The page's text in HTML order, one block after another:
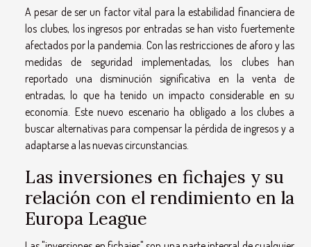
A pesar de ser un factor vital para la estabilidad financiera de
los clubes, los ingresos por entradas se han visto fuertemente
afectados por la pandemia. Con las restricciones de aforo y las
medidas de seguridad implementadas, los clubes han
reportado una disminución significativa en la venta de
entradas, lo que ha tenido un impacto considerable en su
economía. Este nuevo escenario ha obligado a los clubes a
buscar alternativas para compensar la pérdida de ingresos y a
adaptarse a las nuevas circunstancias.
Las inversiones en fichajes y su
relación con el rendimiento en la
Europa League